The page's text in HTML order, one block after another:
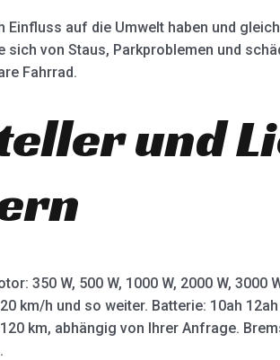
Einfluss auf die Umwelt haben und
von Staus, Parkproblemen und
Fahrrad.
und
350 W, 500 W, 1000 W, 2000 W, 3000
km/h und so weiter. Batterie: 10ah
km, abhängig von Ihrer Anfrage.